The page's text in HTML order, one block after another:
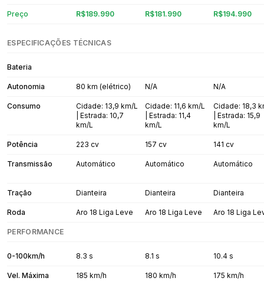
Preço R$189.990 R$181.990 R$194.990
ESPECIFICAÇÕES TÉCNICAS
Bateria
Autonomia 80 km (elétrico) N/A N/A
Consumo
Cidade: 13,9 km/L
| Estrada: 10,7
km/L
Cidade: 11,6 km/L
| Estrada: 11,4
km/L
Cidade: 18,3
| Estrada: 15,9
km/L
Potência 223 cv 157 cv 141 cv
Transmissão Automático Automático Automático
Tração Dianteira Dianteira Dianteira
Roda Aro 18 Liga Leve Aro 18 Liga Leve Aro 18 Liga
PERFORMANCE
0-100km/h 8.3 s 8.1 s 10.4 s
Vel. Máxima 185 km/h 180 km/h 175 km/h